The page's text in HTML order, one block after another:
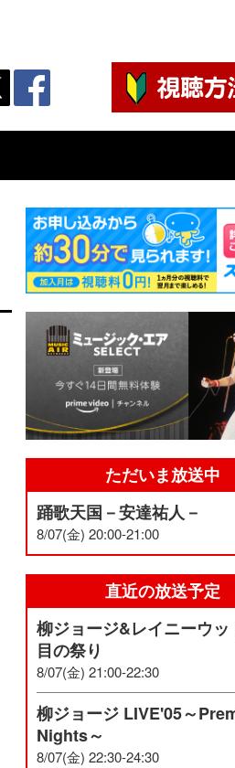
ただいま放送中
踊歌天国－安達祐人－
8/07(金) 20:00-21:00
直近の放送予定
柳ジョージ&レイニーウッ
目の祭り
8/07(金) 21:00-22:30
柳ジョージ LIVE'05～
Nights～
8/07(金) 22:30-24:30